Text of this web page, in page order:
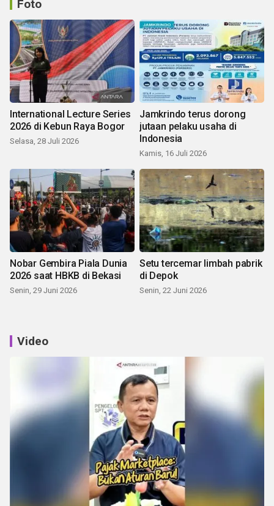
Foto
International Lecture Series
2026 di Kebun Raya Bogor
Selasa, 28 Juli 2026
Jamkrindo terus dorong
jutaan pelaku usaha di
Indonesia
Kamis, 16 Juli 2026
Nobar Gembira Piala Dunia
2026 saat HBKB di Bekasi
Senin, 29 Juni 2026
Setu tercemar limbah pabrik
di Depok
Senin, 22 Juni 2026
Video